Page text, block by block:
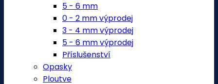
5 - 6 mm
0 - 2 mm výprodej
3 - 4 mm výprodej
5 - 6 mm výprodej
Příslušenství
Opasky
Ploutve